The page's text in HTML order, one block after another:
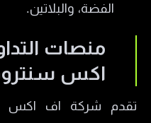
الفضة، والبلاتين.
منصات
اكس
تقدم شركة اف اكس